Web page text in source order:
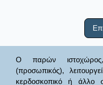
Ο παρών ιστοχώρος,
(προσωπικός),
κερδοσκοπικό ή άλλο